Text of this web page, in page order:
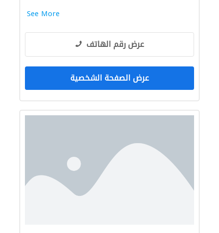
See More
عرض رقم الهاتف
عرض الصفحة الشخصية